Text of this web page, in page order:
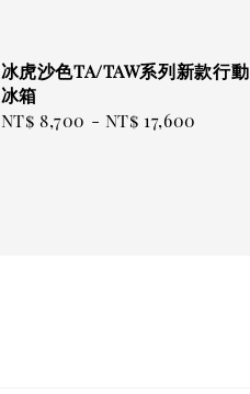
冰虎沙色TA/TAW系列新款行動
冰箱
Regular
NT$ 8,700 - NT$ 17,600